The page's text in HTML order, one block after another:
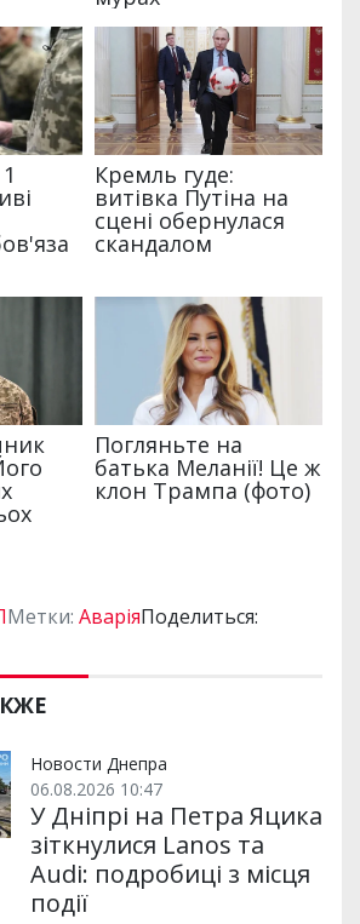
Метки: АваріяПоделиться:
Новости Днепра
06.08.2026 10:47
У Дніпрі на Петра Яцика
зіткнулися Lanos та
Audi: подробиці з місця
події